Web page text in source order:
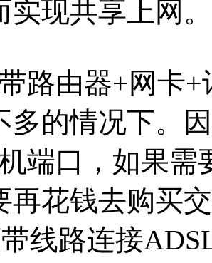
现共享上网。
路由器+网卡+
多的情况下。
端口，如果需
再花钱去购买
线路连接